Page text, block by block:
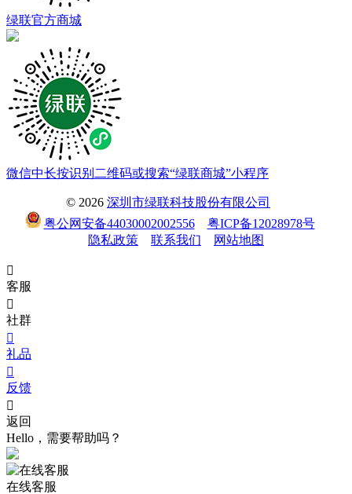
绿联官方商城
微信中长按识别二维码或搜索“绿联商城”小程序
© 2026 深圳市绿联科技股份有限公司
粤公网安备44030002002556
粤ICP备12028978号
隐私政策
联系我们 网站地图

客服

社群

礼品

反馈

返回
Hello，需要帮助吗？
在线客服